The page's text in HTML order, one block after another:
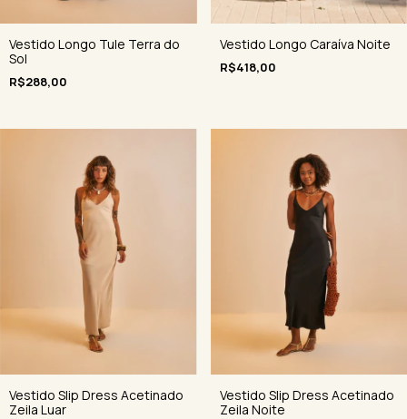
Vestido Longo Tule Terra do
Sol
R$288,00
Vestido Longo Caraíva Noite
R$418,00
Vestido Slip Dress Acetinado
Zeila Luar
Vestido Slip Dress Acetinado
Zeila Noite